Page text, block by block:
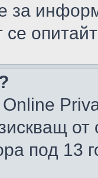
за
се
от
под 13